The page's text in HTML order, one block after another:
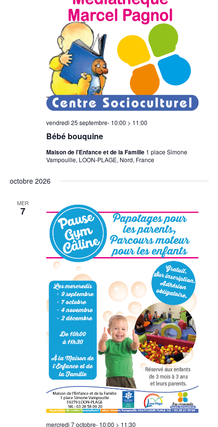
Bébé bouquine
vendredi 25 septembre- 10:00 > 11:00
Maison de l'Enfance et de la Famille 1 place Simone
Vampouille, LOON-PLAGE, Nord, France
octobre 2026
MER
7
mercredi 7 octobre- 10:00 > 11:30